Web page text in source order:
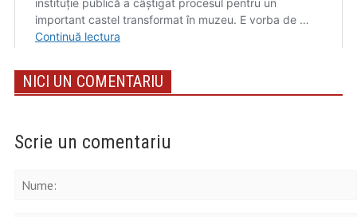
NICI UN COMENTARIU
Scrie un comentariu